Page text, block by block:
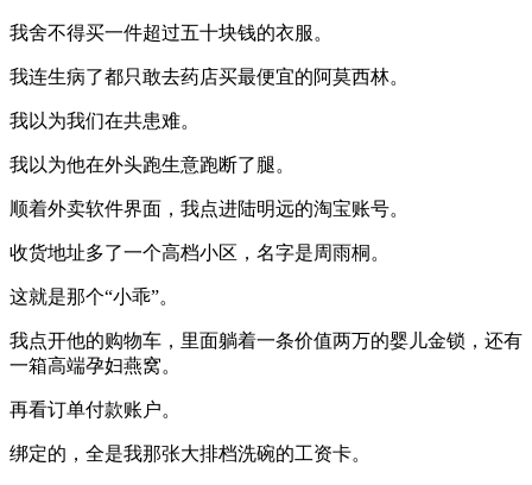
我舍不得买一件超过五十块钱的衣服。
我连生病了都只敢去药店买最便宜的阿莫西林。
我以为我们在共患难。
我以为他在外头跑生意跑断了腿。
顺着外卖软件界面，我点进陆明远的淘宝账号。
收货地址多了一个高档小区，名字是周雨桐。
这就是那个“小乖”。
我点开他的购物车，里面躺着一条价值两万的婴儿金锁，还有
一箱高端孕妇燕窝。
再看订单付款账户。
绑定的，全是我那张大排档洗碗的工资卡。